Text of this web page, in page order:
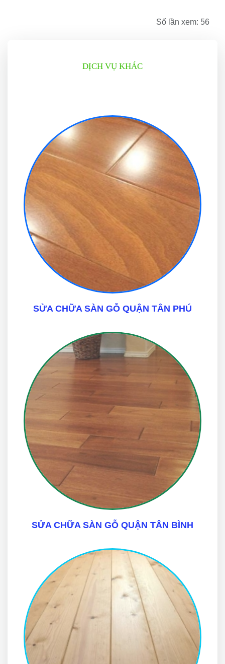
Số lần xem: 56
DỊCH VỤ KHÁC
SỬA CHỮA SÀN GỖ QUẬN TÂN PHÚ
SỬA CHỮA SÀN GỖ QUẬN TÂN BÌNH